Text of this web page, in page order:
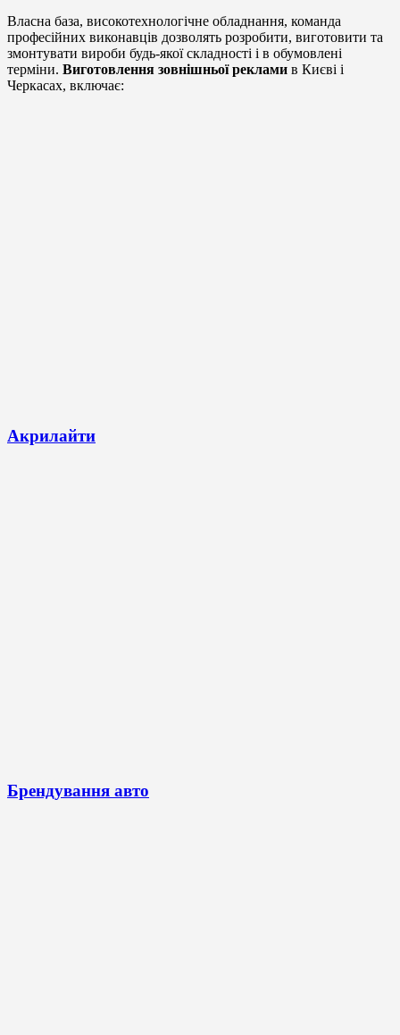
Власна база, високотехнологічне обладнання, команда
професійних виконавців дозволять розробити, виготовити та
змонтувати вироби будь-якої складності і в обумовлені
терміни. Виготовлення зовнішньої реклами в Києві і
Черкасах, включає:
Акрилайти
Брендування авто